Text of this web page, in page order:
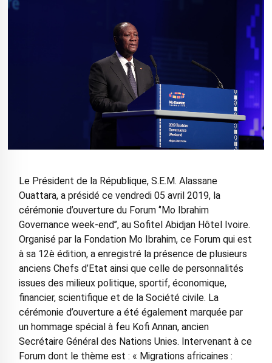
Le Président de la République, S.E.M. Alassane
Ouattara, a présidé ce vendredi 05 avril 2019, la
cérémonie d’ouverture du Forum ‘’Mo Ibrahim
Governance week-end’’, au Sofitel Abidjan Hôtel Ivoire.
Organisé par la Fondation Mo Ibrahim, ce Forum qui est
à sa 12è édition, a enregistré la présence de plusieurs
anciens Chefs d’Etat ainsi que celle de personnalités
issues des milieux politique, sportif, économique,
financier, scientifique et de la Société civile. La
cérémonie d’ouverture a été également marquée par
un hommage spécial à feu Kofi Annan, ancien
Secrétaire Général des Nations Unies. Intervenant à ce
Forum dont le thème est : « Migrations africaines :